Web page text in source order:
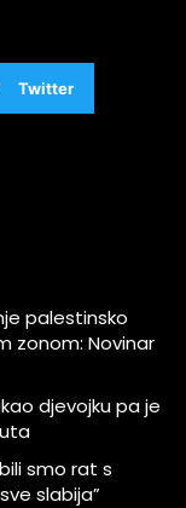
Twitter
palestinsko
zonom: Novinar
djevojku pa je
smo rat s
slabija”